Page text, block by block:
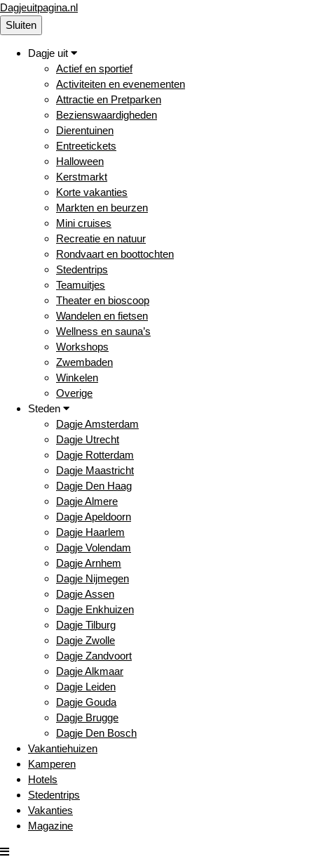
Dagjeuitpagina.nl
Sluiten
Dagje uit
Actief en sportief
Activiteiten en evenementen
Attractie en Pretparken
Bezienswaardigheden
Dierentuinen
Entreetickets
Halloween
Kerstmarkt
Korte vakanties
Markten en beurzen
Mini cruises
Recreatie en natuur
Rondvaart en boottochten
Stedentrips
Teamuitjes
Theater en bioscoop
Wandelen en fietsen
Wellness en sauna’s
Workshops
Zwembaden
Winkelen
Overige
Steden
Dagje Amsterdam
Dagje Utrecht
Dagje Rotterdam
Dagje Maastricht
Dagje Den Haag
Dagje Almere
Dagje Apeldoorn
Dagje Haarlem
Dagje Volendam
Dagje Arnhem
Dagje Nijmegen
Dagje Assen
Dagje Enkhuizen
Dagje Tilburg
Dagje Zwolle
Dagje Zandvoort
Dagje Alkmaar
Dagje Leiden
Dagje Gouda
Dagje Brugge
Dagje Den Bosch
Vakantiehuizen
Kamperen
Hotels
Stedentrips
Vakanties
Magazine